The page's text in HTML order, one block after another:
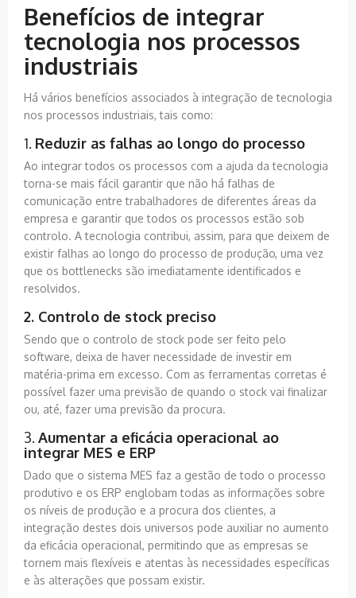
Benefícios de integrar
tecnologia nos processos
industriais
Há vários benefícios associados à integração de tecnologia
nos processos industriais, tais como:
1. Reduzir as falhas ao longo do processo
Ao integrar todos os processos com a ajuda da tecnologia
torna-se mais fácil garantir que não há falhas de
comunicação entre trabalhadores de diferentes áreas da
empresa e garantir que todos os processos estão sob
controlo. A tecnologia contribui, assim, para que deixem de
existir falhas ao longo do processo de produção, uma vez
que os bottlenecks são imediatamente identificados e
resolvidos.
2. Controlo de stock preciso
Sendo que o controlo de stock pode ser feito pelo
software, deixa de haver necessidade de investir em
matéria-prima em excesso. Com as ferramentas corretas é
possível fazer uma previsão de quando o stock vai finalizar
ou, até, fazer uma previsão da procura.
3. Aumentar a eficácia operacional ao
integrar MES e ERP
Dado que o sistema MES faz a gestão de todo o processo
produtivo e os ERP englobam todas as informações sobre
os níveis de produção e a procura dos clientes, a
integração destes dois universos pode auxiliar no aumento
da eficácia operacional, permitindo que as empresas se
tornem mais flexíveis e atentas às necessidades específicas
e às alterações que possam existir.